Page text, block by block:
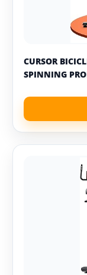
CURSOR
SPINNING